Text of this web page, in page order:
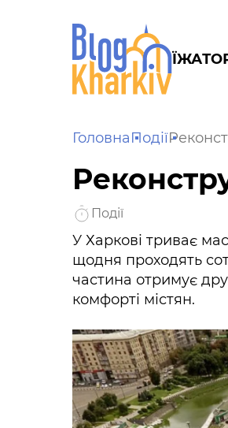
ЇЖА
ГоловнаПодії
Події
У Харкові триває
щодня проходять
частина отримує
комфорті містян.